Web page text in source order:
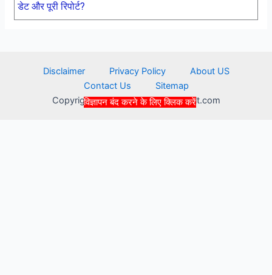
विज्ञापन बंद करने के लिए क्लिक करें
डेट और पूरी रिपोर्ट?
Disclaimer Privacy Policy
About US
Contact Us
Sitemap
Copyright © 2026 recruitmentresult.com